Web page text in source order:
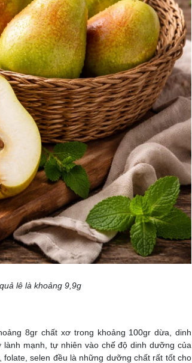
lê là khoảng 9,9g
8gr chất xơ trong khoảng 100gr dừa, dinh
mạnh, tự nhiên vào chế độ dinh dưỡng của
, folate, selen đều là những dưỡng chất rất tốt cho